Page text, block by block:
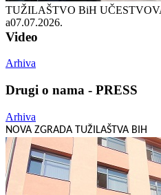
TUŽILAŠTVO BiH
a07.07.2026.
Video
Arhiva
Drugi o nama - PRESS
Arhiva
NOVA ZGRADA TUŽILAŠTVA BIH